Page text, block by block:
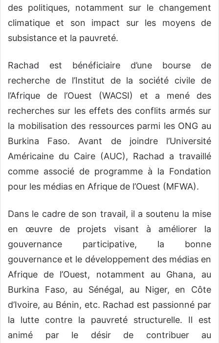
des politiques, notamment sur le changement
climatique et son impact sur les moyens de
subsistance et la pauvreté.
Rachad est bénéficiaire d’une bourse de
recherche de l’Institut de la société civile de
l’Afrique de l’Ouest (WACSI) et a mené des
recherches sur les effets des conflits armés sur
la mobilisation des ressources parmi les ONG au
Burkina Faso. Avant dejoindre l’Université
Américaine du Caire (AUC), Rachad a travaillé
comme associé de programme à la Fondation
pour les médias en Afrique de l’Ouest (MFWA).
Dans le cadre de son travail, il a soutenu la mise
en œuvre de projets visant à améliorer la
gouvernance participative, la bonne
gouvernance et le développement des médias en
Afrique de l’Ouest, notamment au Ghana, au
Burkina Faso, au Sénégal, au Niger, en Côte
d’Ivoire, au Bénin, etc. Rachad est passionné par
la lutte contre la pauvreté structurelle. Il est
animé par le désir de contribuer au